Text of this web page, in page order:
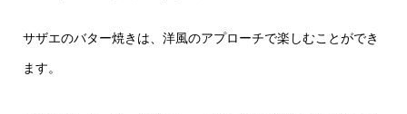
サザエのバター焼きは、洋風のアプローチで楽しむことができ
ます。